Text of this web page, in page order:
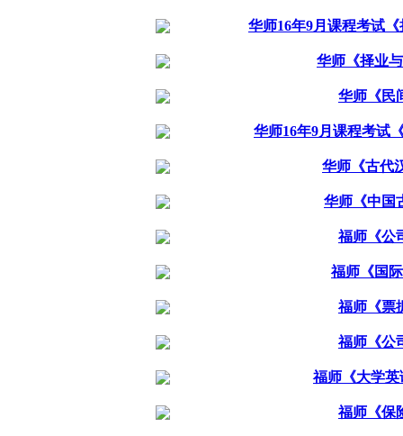
华师16年9月课程考试
华师《择业
华师《民
华师16年9月课程考试
华师《古代
华师《中国
福师《公
福师《国
福师《票
福师《公
福师《大学
福师《保